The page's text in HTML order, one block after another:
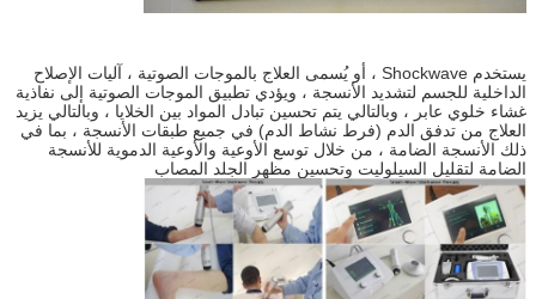
يستخدم Shockwave ، أو يُسمى العلاج بالموجات الصوتية ، آليات الإصلاح
الداخلية للجسم لتشديد الأنسجة ، ويؤدي تطبيق الموجات الصوتية إلى نفاذية
غشاء خلوي عابر ، وبالتالي يتم تحسين تبادل المواد بين الخلايا ، وبالتالي يزيد
العلاج من تدفق الدم (فرط نشاط الدم) في جميع طبقات الأنسجة ، بما في
ذلك الأنسجة الضامة ، من خلال توسع الأوعية والأوعية الدموية للأنسجة
الضامة لتقليل السيلوليت وتحسين مظهر الجلد المصاب